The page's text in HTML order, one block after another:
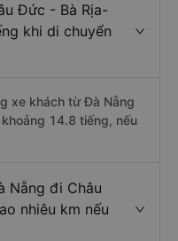
Đức - Bà Rịa-
khi di chuyển
xe khách từ Đà Nẵng
14.8 tiếng, nếu
Nẵng đi Châu
nhiêu km nếu